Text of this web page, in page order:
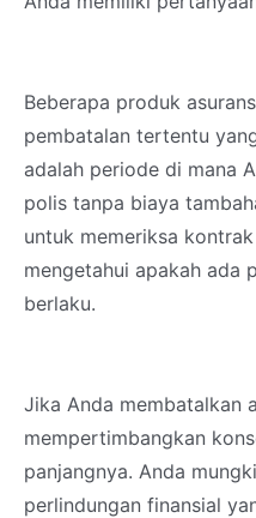
Beberapa produk
pembatalan tertentu
adalah periode di mana
polis tanpa biaya
untuk memeriksa
mengetahui apakah ada
berlaku.
Jika Anda membatalkan
mempertimbangkan
panjangnya. Anda
perlindungan finansial